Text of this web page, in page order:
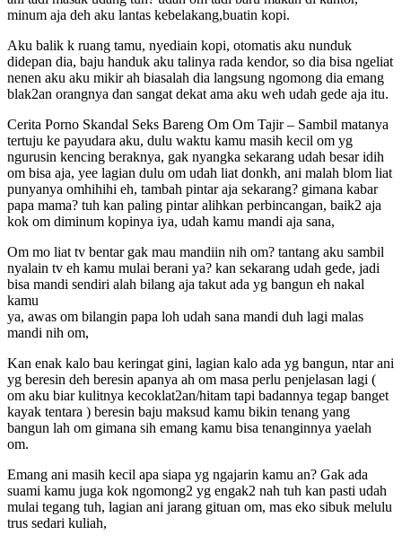
minum aja deh aku lantas kebelakang,buatin kopi.
Aku balik k ruang tamu, nyediain kopi, otomatis aku nunduk
didepan dia, baju handuk aku talinya rada kendor, so dia bisa ngeliat
nenen aku aku mikir ah biasalah dia langsung ngomong dia emang
blak2an orangnya dan sangat dekat ama aku weh udah gede aja itu.
Cerita Porno Skandal Seks Bareng Om Om Tajir – Sambil matanya
tertuju ke payudara aku, dulu waktu kamu masih kecil om yg
ngurusin kencing beraknya, gak nyangka sekarang udah besar idih
om bisa aja, yee lagian dulu om udah liat donkh, ani malah blom liat
punyanya omhihihi eh, tambah pintar aja sekarang? gimana kabar
papa mama? tuh kan paling pintar alihkan perbincangan, baik2 aja
kok om diminum kopinya iya, udah kamu mandi aja sana,
Om mo liat tv bentar gak mau mandiin nih om? tantang aku sambil
nyalain tv eh kamu mulai berani ya? kan sekarang udah gede, jadi
bisa mandi sendiri alah bilang aja takut ada yg bangun eh nakal
kamu
ya, awas om bilangin papa loh udah sana mandi duh lagi malas
mandi nih om,
Kan enak kalo bau keringat gini, lagian kalo ada yg bangun, ntar ani
yg beresin deh beresin apanya ah om masa perlu penjelasan lagi (
om aku biar kulitnya kecoklat2an/hitam tapi badannya tegap banget
kayak tentara ) beresin baju maksud kamu bikin tenang yang
bangun lah om gimana sih emang kamu bisa tenanginnya yaelah
om.
Emang ani masih kecil apa siapa yg ngajarin kamu an? Gak ada
suami kamu juga kok ngomong2 yg engak2 nah tuh kan pasti udah
mulai tegang tuh, lagian ani jarang gituan om, mas eko sibuk melulu
trus sedari kuliah,